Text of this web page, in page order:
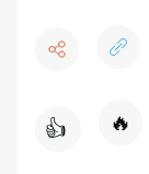
👍 🔥